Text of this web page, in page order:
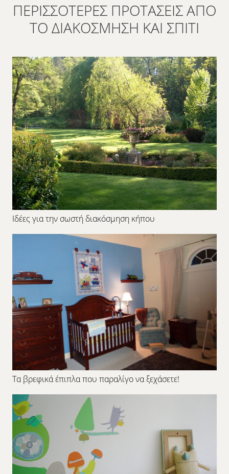
ΠΕΡΙΣΣΌΤΕΡΕΣ ΠΡΟΤΆΣΕΙΣ ΑΠΌ
ΤΟ ΔΙΑΚΌΣΜΗΣΗ ΚΑΙ ΣΠΊΤΙ
Ιδέες για την σωστή διακόσμηση κήπου
Τα βρεφικά έπιπλα που παραλίγο να ξεχάσετε!